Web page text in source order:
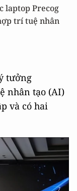
laptop Precog
trí tuệ nhân
tưởng
nhân tạo (AI)
và có hai